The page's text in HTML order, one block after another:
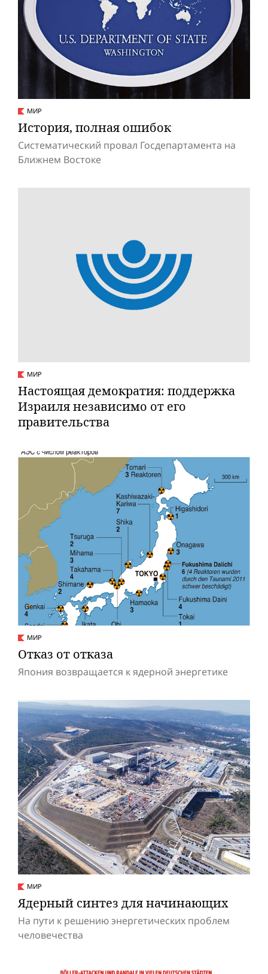
МИР
История, полная ошибок
Систематический провал Госдепартамента на
Ближнем Востоке
МИР
Настоящая демократия: поддержка
Израиля независимо от его
правительства
МИР
Отказ от отказа
Япония возвращается к ядерной энергетике
МИР
Ядерный синтез для начинающих
На пути к решению энергетических проблем
человечества